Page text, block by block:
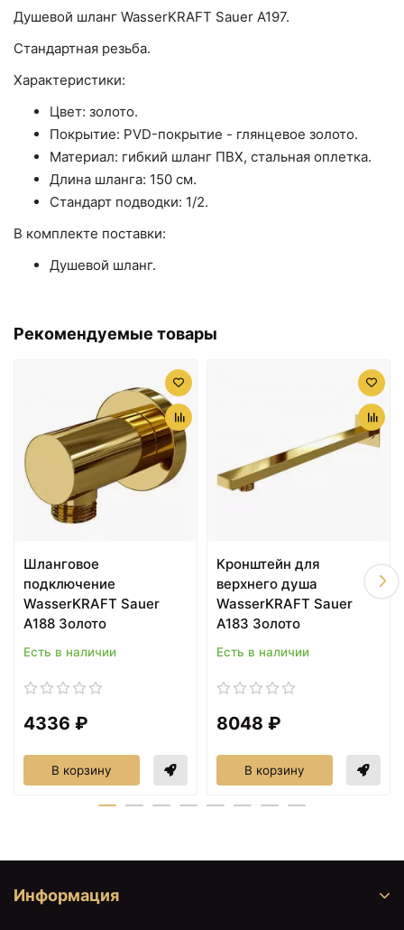
Haiba HB8406-4 Бронза
₽
Haiba HB8406-7 Черный
матовый
Hotel FX-31025
Душевой шланг WasserKRAFT Sauer A197.
Стандартная резьба.
Характеристики:
Цвет: золото.
Покрытие: PVD-покрытие - глянцевое золото.
Материал: гибкий шланг ПВХ, стальная оплетка.
Длина шланга: 150 см.
Стандарт подводки: 1/2.
В комплекте поставки:
Душевой шланг.
Рекомендуемые товары
Шланговое
подключение
WasserKRAFT Sauer
A188 Золото
Есть в наличии
4336 ₽
В корзину
Кронштейн для
верхнего душа
WasserKRAFT Sauer
A183 Золото
Есть в наличии
8048 ₽
В корзину
Информация